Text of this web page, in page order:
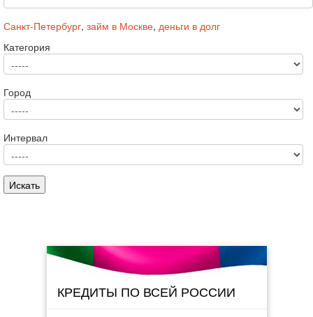
Санкт-Петербург, займ в Москве, деньги в долг
Категория
Город
Интервал
КРЕДИТЫ ПО ВСЕЙ РОССИИ